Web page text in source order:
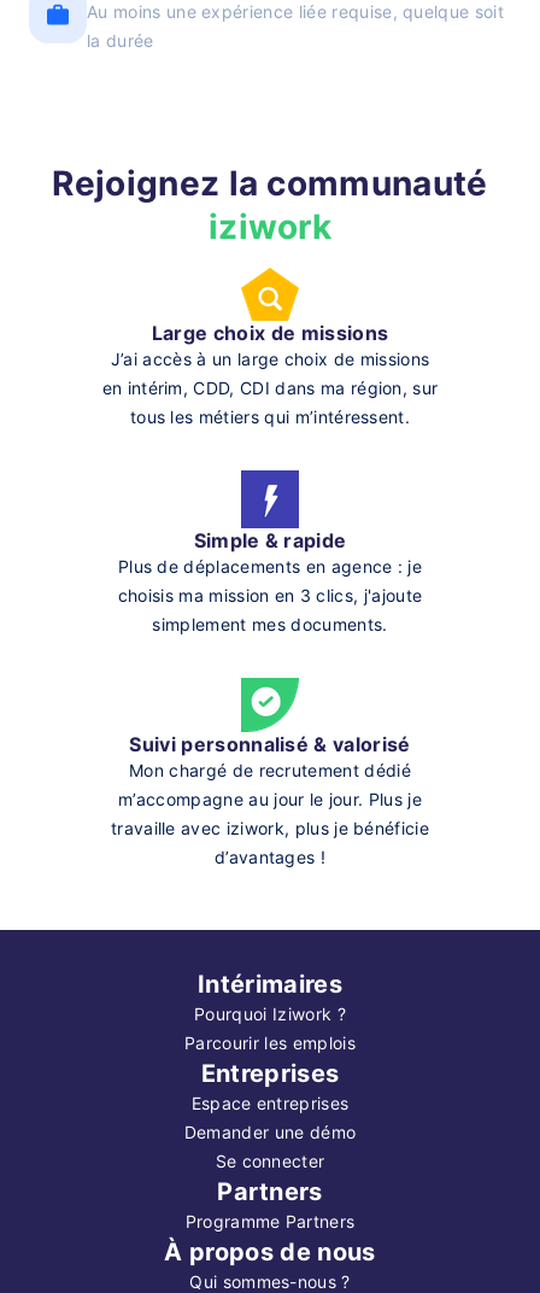
Au moins une expérience liée requise, quelque soit
la durée
Rejoignez la communauté
iziwork
Large choix de missions
J’ai accès à un large choix de missions
en intérim, CDD, CDI dans ma région, sur
tous les métiers qui m’intéressent.
Simple & rapide
Plus de déplacements en agence : je
choisis ma mission en 3 clics, j'ajoute
simplement mes documents.
Suivi personnalisé & valorisé
Mon chargé de recrutement dédié
m’accompagne au jour le jour. Plus je
travaille avec iziwork, plus je bénéficie
d’avantages !
Intérimaires
Pourquoi Iziwork ?
Parcourir les emplois
Entreprises
Espace entreprises
Demander une démo
Se connecter
Partners
Programme Partners
À propos de nous
Qui sommes-nous ?